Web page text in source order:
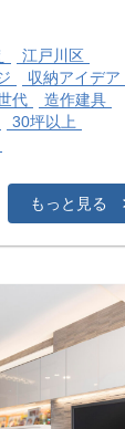
江戸川区
収納アイデア
代
造作建具
30坪以上
もっと見る